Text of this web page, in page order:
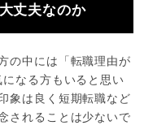
丈夫なのか
の中には「転職理由が
なる方もいると思い
象は良く短期転職など
されることは少ないで